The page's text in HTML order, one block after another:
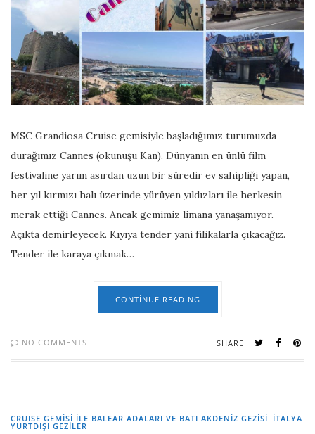
MSC Grandiosa Cruise gemisiyle başladığımız turumuzda
durağımız Cannes (okunuşu Kan). Dünyanın en ünlü film
festivaline yarım asırdan uzun bir süredir ev sahipliği yapan,
her yıl kırmızı halı üzerinde yürüyen yıldızları ile herkesin
merak ettiği Cannes. Ancak gemimiz limana yanaşamıyor.
Açıkta demirleyecek. Kıyıya tender yani filikalarla çıkacağız.
Tender ile karaya çıkmak…
CONTINUE READING
NO COMMENTS SHARE
CRUISE GEMİSİ İLE BALEAR ADALARI VE BATI AKDENİZ GEZİSİ İTALYA
YURTDIŞI GEZILER